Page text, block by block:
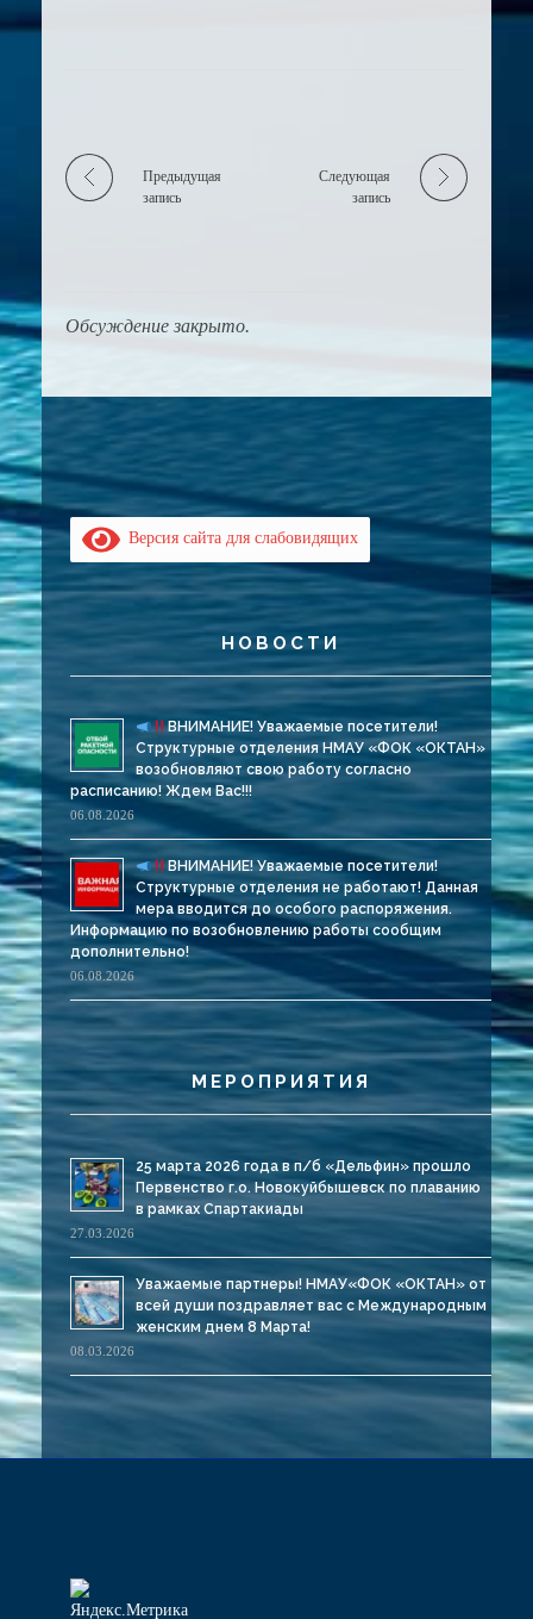
Предыдущая
запись
Следующая
запись
Обсуждение закрыто.
Версия сайта для слабовидящих
НОВОСТИ
ВНИМАНИЕ! Уважаемые посетители!
Структурные отделения НМАУ «ФОК «ОКТАН»
возобновляют свою работу согласно
расписанию! Ждем Вас!!!
06.08.2026
ВНИМАНИЕ! Уважаемые посетители!
Структурные отделения не работают! Данная
мера вводится до особого распоряжения.
Информацию по возобновлению работы сообщим
дополнительно!
06.08.2026
МЕРОПРИЯТИЯ
25 марта 2026 года в п/б «Дельфин» прошло
Первенство г.о. Новокуйбышевск по плаванию
в рамках Спартакиады
27.03.2026
Уважаемые партнеры! НМАУ«ФОК «ОКТАН» от
всей души поздравляет вас с Международным
женским днем 8 Марта!
08.03.2026